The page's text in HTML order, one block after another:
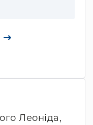
Леоніда,